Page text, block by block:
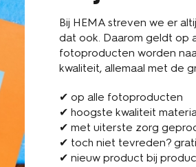
Bij HEMA streven we er
dat ook. Daarom geldt op
fotoproducten worden
kwaliteit, allemaal met de
✔ op alle fotoproducten
✔ hoogste kwaliteit
✔ met uiterste zorg
✔ toch niet tevreden?
✔ nieuw product bij